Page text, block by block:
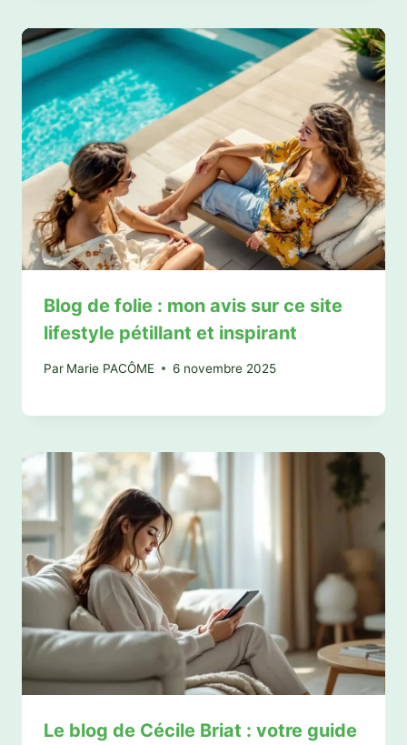
Blog de folie : mon avis sur ce site
lifestyle pétillant et inspirant
Par Marie PACÔME 6 novembre 2025
Le blog de Cécile Briat : votre guide